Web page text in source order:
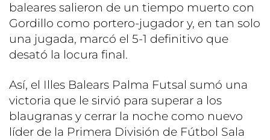
baleares salieron de un tiempo muerto con
Gordillo como portero-jugador y, en tan solo
una jugada, marcó el 5-1 definitivo que
desató la locura final.
Así, el Illes Balears Palma Futsal sumó una
victoria que le sirvió para superar a los
blaugranas y cerrar la noche como nuevo
líder de la Primera División de Fútbol Sala